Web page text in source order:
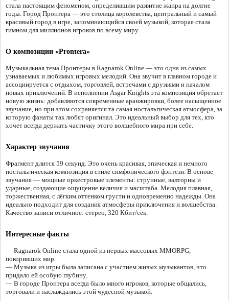
стала настоящим феноменом, определившим развитие жанра на долгие
годы. Город Пронтера — это столица королевства, центральный и самый
красивый город в игре, запоминающийся своей музыкой, которая стала
гимном для миллионов игроков по всему миру.
О композиции «Prontera»
Музыкальная тема Пронтеры в Ragnarok Online — это одна из самых
узнаваемых и любимых игровых мелодий. Она звучит в главном городе и
ассоциируется с отдыхом, торговлей, встречами с друзьями и началом
новых приключений. В исполнении Asgar Knights эта композиция обретает
новую жизнь: добавляются современные аранжировки, более насыщенное
звучание, но при этом сохраняется та самая ностальгическая атмосфера, за
которую фанаты так любят оригинал. Это идеальный выбор для тех, кто
хочет всегда держать частичку этого волшебного мира при себе.
Характер звучания
Фрагмент длится 59 секунд. Это очень красивая, эпическая и немного
ностальгическая композиция в стиле симфонического фэнтези. В основе
звучания — мощные оркестровые элементы: струнные, валторны и
ударные, создающие ощущение величия и масштаба. Мелодия плавная,
торжественная, с лёгким оттенком грусти и одновременно надежды. Она
идеально подходит для создания атмосферы приключения и волшебства.
Качество записи отличное: стерео, 320 Кбит/сек.
Интересные факты
— Ragnarok Online стала одной из первых массовых MMORPG,
покоривших мир.
— Музыка из игры была записана с участием живых музыкантов, что
придало ей особую глубину.
— В городе Пронтера всегда было много игроков, которые общались,
торговали и наслаждались этой чудесной музыкой.